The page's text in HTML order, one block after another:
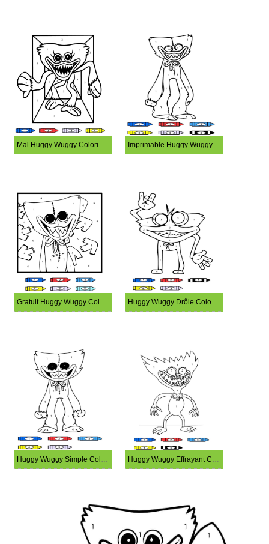
Mal Huggy Wuggy Coloriage Magique Imprimable Huggy Wuggy Coloriage Magique
Gratuit Huggy Wuggy Coloriage Magique Huggy Wuggy Drôle Coloriage Magique
Huggy Wuggy Simple Coloriage Magique Huggy Wuggy Effrayant Coloriage Magique